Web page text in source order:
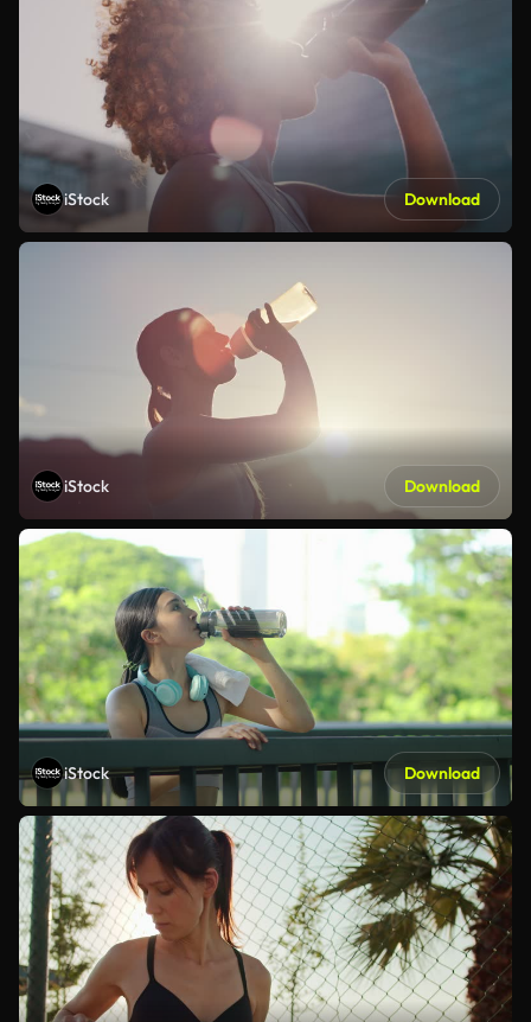
iStock Download
iStock Download
iStock Download